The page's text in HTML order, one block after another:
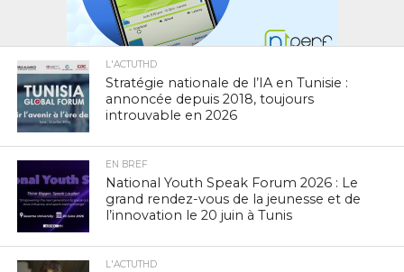
L'ACTUTHD
Stratégie nationale de l’IA en Tunisie :
annoncée depuis 2018, toujours
introuvable en 2026
EN BREF
National Youth Speak Forum 2026 : Le
grand rendez-vous de la jeunesse et de
l’innovation le 20 juin à Tunis
L'ACTUTHD